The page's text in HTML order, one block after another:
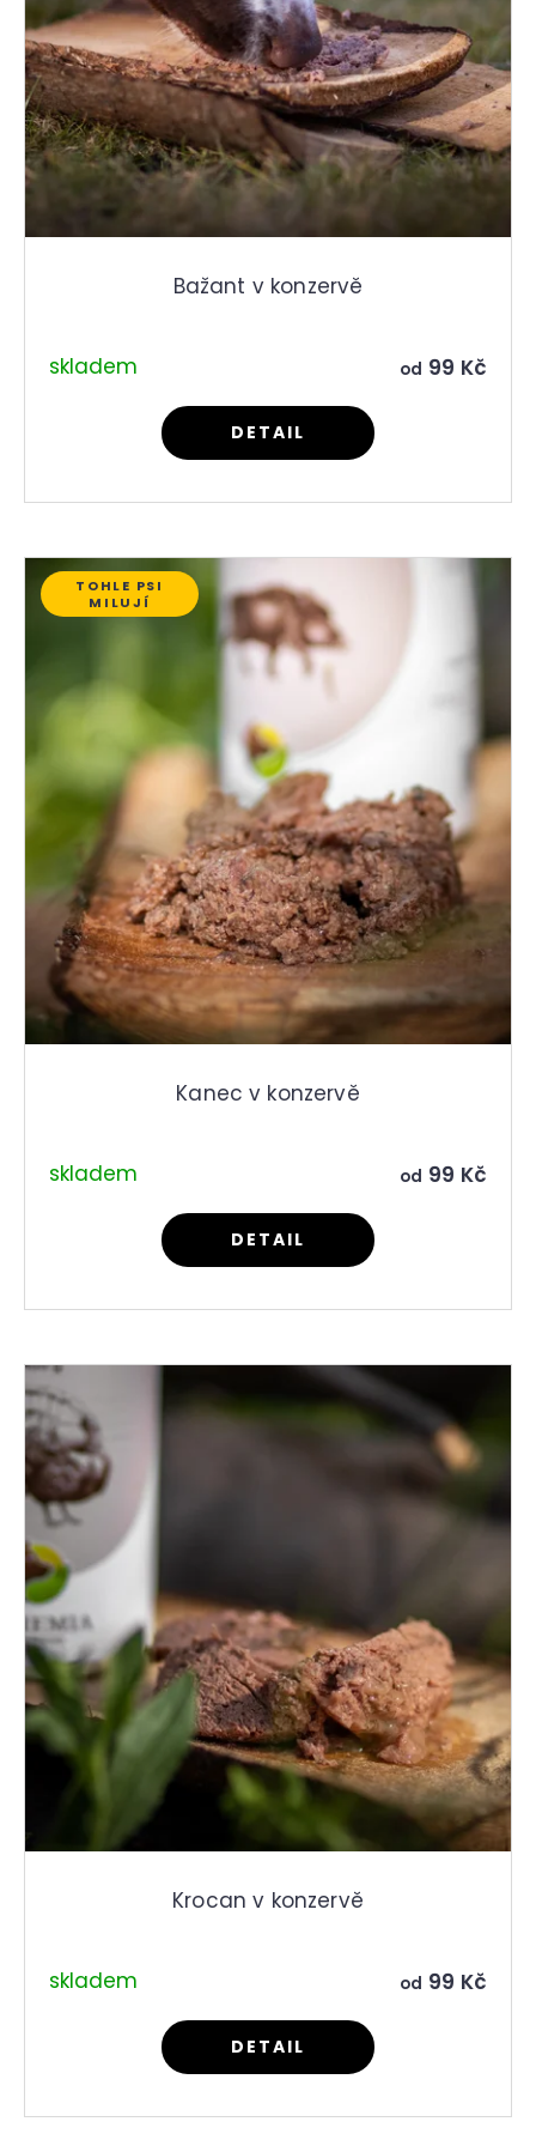
d
u
k
t
ů
Bažant v konzervě
skladem od 99 Kč
DETAIL
TOHLE PSI
MILUJÍ
Kanec v konzervě
skladem od 99 Kč
DETAIL
Krocan v konzervě
skladem od 99 Kč
DETAIL
u
č
u
j
e
m
e